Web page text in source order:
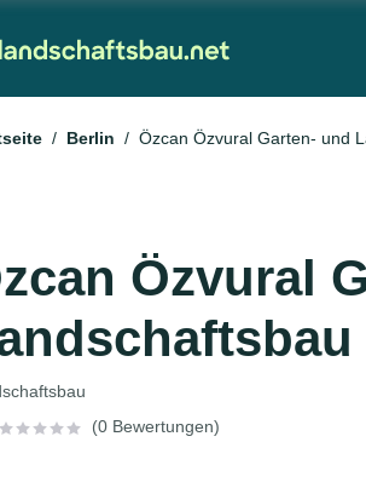
Berlin Özcan Özvural Garten- und
Özvural
(0 Bewertungen)